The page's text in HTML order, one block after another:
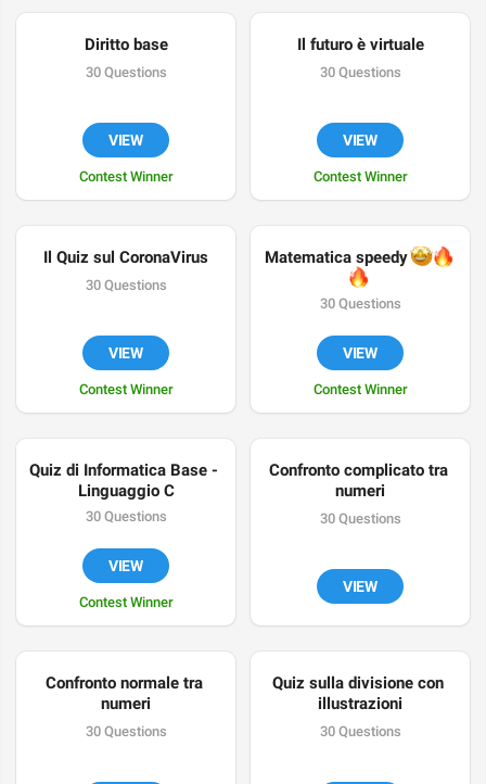
Diritto base
30 Questions
VIEW
Contest Winner
Il futuro è virtuale
30 Questions
VIEW
Contest Winner
Il Quiz sul CoronaVirus
30 Questions
VIEW
Contest Winner
Matematica speedy
🤩
🔥
🔥
30 Questions
VIEW
Contest Winner
Quiz di Informatica Base -
Linguaggio C
30 Questions
VIEW
Contest Winner
Confronto complicato tra
numeri
30 Questions
VIEW
Confronto normale tra
numeri
30 Questions
Quiz sulla divisione con
illustrazioni
30 Questions